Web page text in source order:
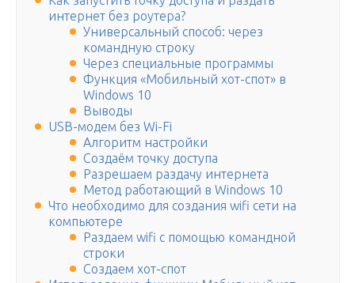
интернет без роутера?
Универсальный способ: через
командную строку
Через специальные программы
Функция «Мобильный хот-спот» в
Windows 10
Выводы
USB-модем без Wi-Fi
Алгоритм настройки
Создаём точку доступа
Разрешаем раздачу интернета
Метод работающий в Windows 10
Что необходимо для создания wifi сети на
компьютере
Раздаем wifi с помощью командной
строки
Создаем хот-спот